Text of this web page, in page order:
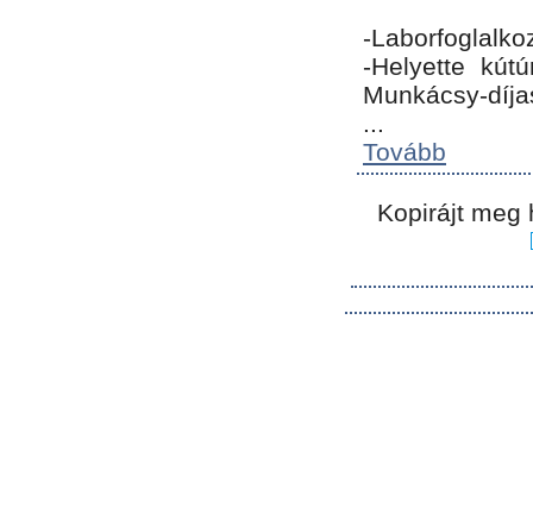
-
-Helyette
Munkácsy-
...
Tovább
Kopirájt meg